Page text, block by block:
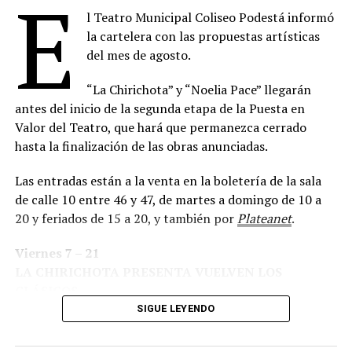
Estrenada en Londres en 1952, “La Ratonera” es la obra
de mayor permanencia ininterrumpida en la historia del
teatro y uno de los títulos más emblemáticos de
Christie. Su fama trascendió generaciones gracias a una
trama que combina intriga, falsas pistas y un
desenlace que el público mantiene en secreto desde
hace más de siete décadas.
La historia transcurre en el hostal Monkswell, aislado
por una intensa nevada, donde un grupo de
desconocidos queda atrapado mientras un joven
podría estar vinculado con un asesinato ocurrido
instala entre los presentes y cada personaje comienza a
revelar aspectos ocultos de su pasado, mientras el
E
l Teatro Municipal Coliseo Podestá informó
la cartelera con las propuestas artísticas
del mes de agosto.
“La Chirichota” y “Noelia Pace” llegarán
antes del inicio de la segunda etapa de la Puesta en
Valor del Teatro, que hará que permanezca cerrado
hasta la finalización de las obras anunciadas.
Las entradas están a la venta en la boletería de la sala
de calle 10 entre 46 y 47, de martes a domingo de 10 a
20 y feriados de 15 a 20, y también porPlateanet.
Viernes 7 – 21
Humorístico /Apta + 14 años
SIGUE LEYENDO